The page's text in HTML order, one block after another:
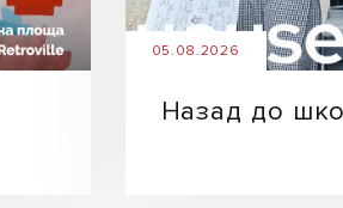
05.08.2026
Назад до